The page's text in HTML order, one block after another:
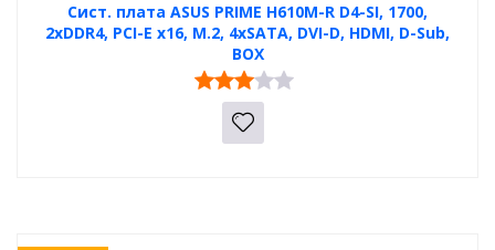
Сист. плата ASUS PRIME H610M-R D4-SI, 1700,
2xDDR4, PCI-E x16, M.2, 4xSATA, DVI-D, HDMI, D-Sub,
BOX